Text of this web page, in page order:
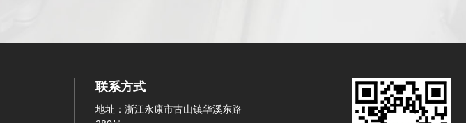
联系方式
地址：浙江永康市古山镇华溪东路